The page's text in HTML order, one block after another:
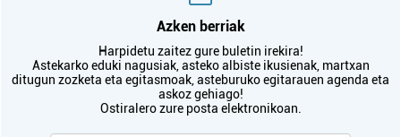
Azken berriak
Harpidetu zaitez gure buletin irekira!
Astekarko eduki nagusiak, asteko albiste ikusienak, martxan
ditugun zozketa eta egitasmoak, asteburuko egitarauen agenda eta
askoz gehiago!
Ostiralero zure posta elektronikoan.